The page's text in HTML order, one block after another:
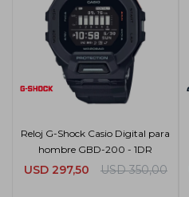
Reloj G-Shock Casio Digital para
hombre GBD-200 - 1DR
USD 297,50 USD 350,00